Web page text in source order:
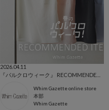
2026.04.11
『パルクロウィーク』 RECOMMENDED ITEMS！！
Whim Gazette online store
本部
Whim Gazette